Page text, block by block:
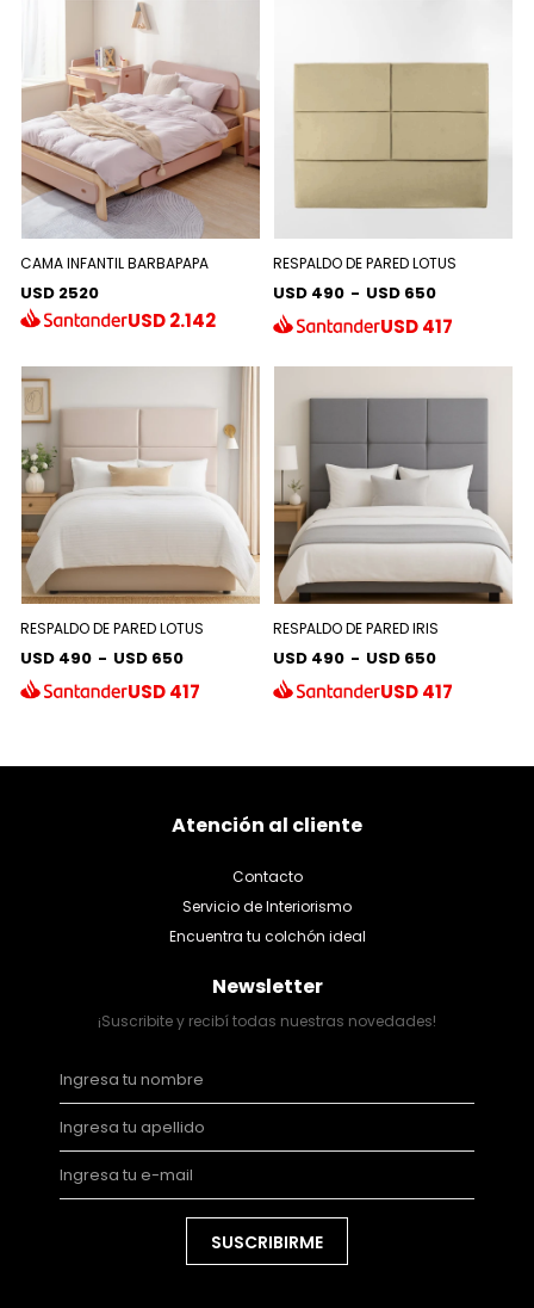
CAMA INFANTIL BARBAPAPA
USD 2520
USD2.142
RESPALDO DE PARED LOTUS
USD 490 - USD 650
USD417
RESPALDO DE PARED LOTUS
USD 490 - USD 650
USD417
RESPALDO DE PARED IRIS
USD 490 - USD 650
USD417
Atención al cliente
Contacto
Servicio de Interiorismo
Encuentra tu colchón ideal
Newsletter
¡Suscribite y recibí todas nuestras novedades!
SUSCRIBIRME